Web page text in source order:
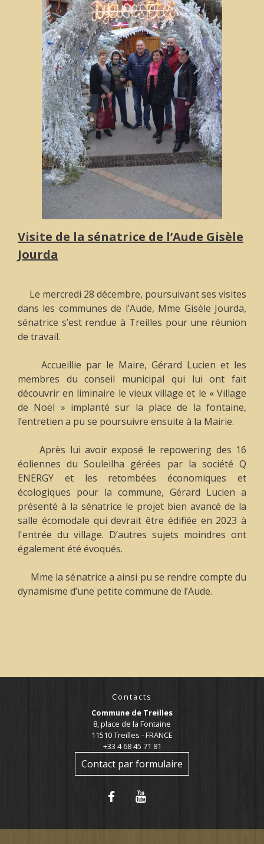
Visite de la sénatrice de l’Aude Gisèle
Jourda
Le mercredi 28 décembre, poursuivant ses visites
dans les communes de l’Aude, Mme Gisèle Jourda,
sénatrice s’est rendue à Treilles pour une réunion
de travail.
Accueillie par le Maire, Gérard Lucien et les
membres du conseil municipal qui lui ont fait
découvrir en liminaire le vieux village et le « Village
de Noël » implanté sur la place de la fontaine,
l’entretien a pu se poursuivre ensuite à la Mairie.
Après lui avoir exposé le repowering des 16
éoliennes du Souleilha gérées par la société Q
ENERGY et les retombées économiques et
écologiques pour la commune, Gérard Lucien a
présenté à la sénatrice le projet bien avancé de la
salle écomodale qui devrait être édifiée en 2023 à
l'entrée du village. D’autres sujets moindres ont
également été évoqués.
Mme la sénatrice a ainsi pu se rendre compte du
dynamisme d’une petite commune de l’Aude.
Contacts
Commune de Treilles
8, place de la Fontaine
11510 Treilles - FRANCE
+33 4 68 45 71 81
Contact par formulaire